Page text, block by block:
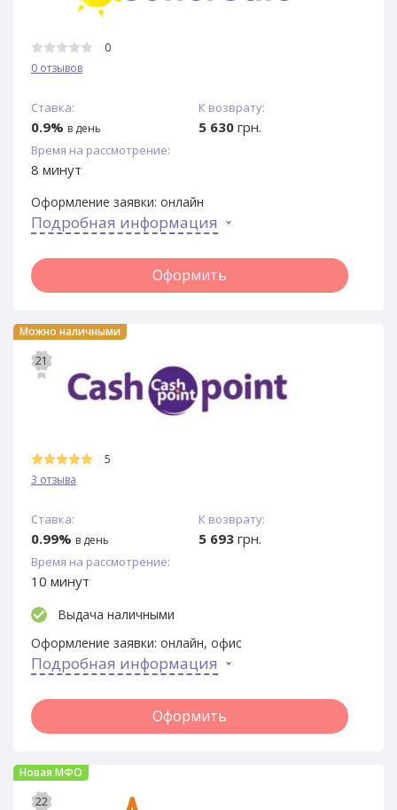
0
0 отзывов
Ставка:
0.9% в день
К возврату:
5 630 грн.
Время на рассмотрение:
8 минут
Оформление заявки: онлайн
Подробная информация
Оформить
Можно наличными
21
5
3 отзыва
Ставка:
0.99% в день
К возврату:
5 693 грн.
Время на рассмотрение:
10 минут
Выдача наличными
Оформление заявки: онлайн, офис
Подробная информация
Оформить
Новая МФО
22